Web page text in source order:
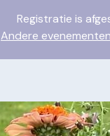
Registratie is
Andere